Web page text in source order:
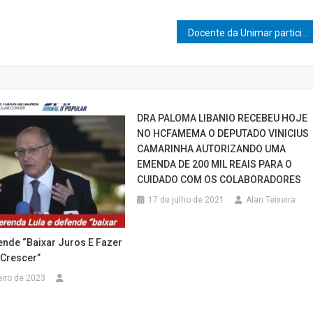
“baixar Juros E Fazer
de 2023
DRA PALOMA LIBANIO RECEBEU HOJE
NO HCFAMEMA O DEPUTADO VINICIUS
CAMARINHA AUTORIZANDO UMA
EMENDA DE 200 MIL REAIS PARA O
CUIDADO COM OS COLABORADORES
17 de julho de 2021 Alan Teixeira